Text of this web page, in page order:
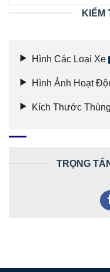
KIỂM
Hình Các Loại Xe
Hình Ảnh Hoạt
Kích Thước
TRỌNG